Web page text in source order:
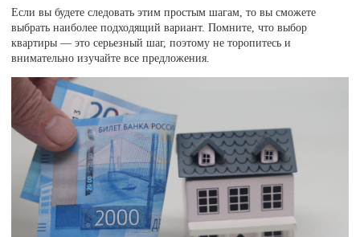
Если вы будете следовать этим простым шагам, то вы сможете
выбрать наиболее подходящий вариант. Помните, что выбор
квартиры — это серьезный шаг, поэтому не торопитесь и
внимательно изучайте все предложения.